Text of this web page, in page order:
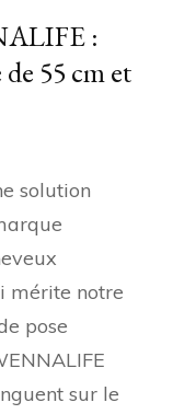
:
de 55 cm et
solution
mérite notre
pose
sur le